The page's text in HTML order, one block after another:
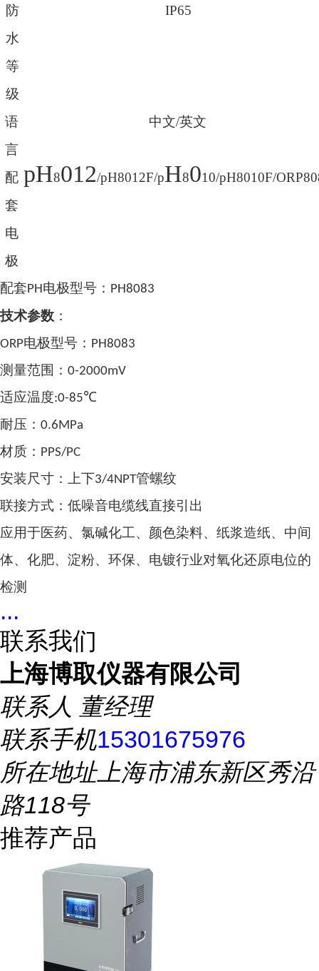
防
水
等
级
IP65
语
言
中文/英文
配
套
电
极
pH8012/pH8012F/pH8010/pH8010F/
配套PH电极型号： PH8083
技术参数 ：
ORP电极型号： PH8083
测量范围： 0-2000mV
适应温度:0-85℃
耐压： 0.6MPa
材质： PPS/PC
安装尺寸：上下3/4NPT管螺纹
联接方式：低噪音电缆线直接引出
应用于医药、氯碱化工、颜色染料、纸浆造纸、中间
体、化肥、淀粉、环保、电镀行业对氧化还原电位的
检测
...
联系我们
上海博取仪器有限公司
联系人 董经理
联系手机15301675976
所在地址上海市浦东新区秀沿
路118号
推荐产品